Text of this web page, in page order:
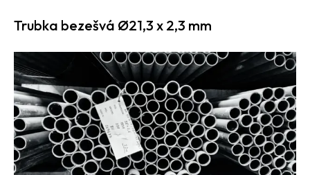
Trubka bezešvá Ø21,3 x 2,3 mm